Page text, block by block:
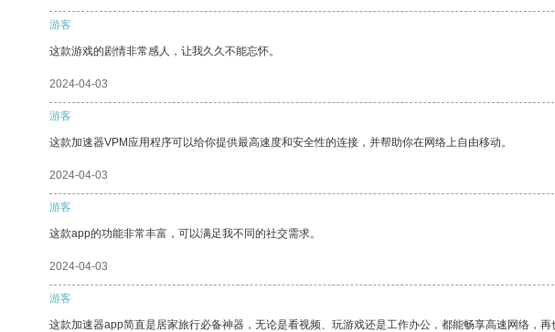
游客
这款游戏的剧情非常感人，让我久久不能忘怀。
2024-04-03
游客
这款加速器VPM应用程序可以给你提供最高速度和安全性的连接，并帮助你在网络上自由移动。
2024-04-03
游客
这款app的功能非常丰富，可以满足我不同的社交需求。
2024-04-03
游客
这款加速器app简直是居家旅行必备神器，无论是看视频、玩游戏还是工作办公，都能畅享高速网络，